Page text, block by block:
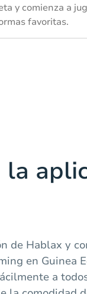
y comienza a
favoritas.
la
de Hablax y
en Guinea
a